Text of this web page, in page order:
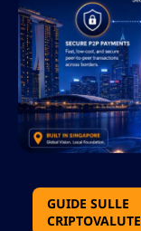
GUIDE SULLE
CRIPTOVALUTE